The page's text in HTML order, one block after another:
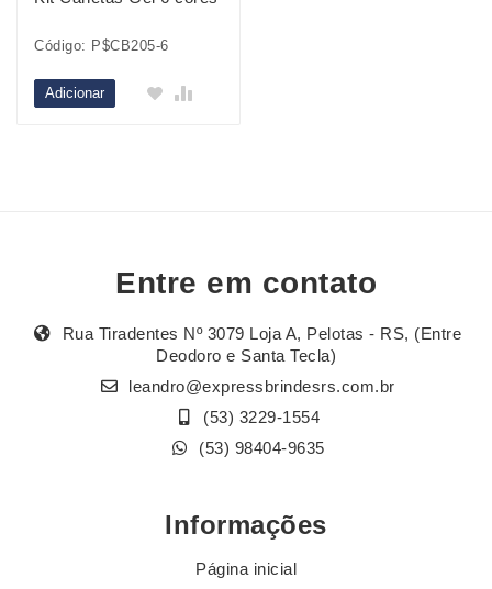
Código: P$CB205-6
Adicionar
Entre em contato
Rua Tiradentes Nº 3079 Loja A, Pelotas - RS, (Entre
Deodoro e Santa Tecla)
leandro@expressbrindesrs.com.br
(53) 3229-1554
(53) 98404-9635
Informações
Página inicial